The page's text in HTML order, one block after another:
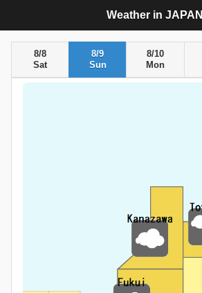
Weather in JAPAN
8/8
Sat
8/9
Sun
8/10
Mon